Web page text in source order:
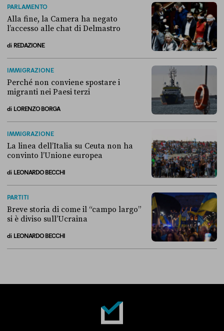
PARLAMENTO
Alla fine, la Camera ha negato
l’accesso alle chat di Delmastro
di REDAZIONE
IMMIGRAZIONE
Perché non conviene spostare i
migranti nei Paesi terzi
di LORENZO BORGA
IMMIGRAZIONE
La linea dell’Italia su Ceuta non ha
convinto l’Unione europea
di LEONARDO BECCHI
PARTITI
Breve storia di come il “campo largo”
si è diviso sull’Ucraina
di LEONARDO BECCHI